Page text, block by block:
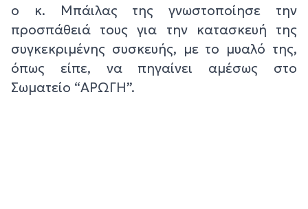
ο κ. Μπάιλας της γνωστοποίησε την
προσπάθειά τους για την κατασκευή της
συγκεκριμένης συσκευής, με το μυαλό της,
όπως είπε, να πηγαίνει αμέσως στο
Σωματείο “ΑΡΩΓΗ”.